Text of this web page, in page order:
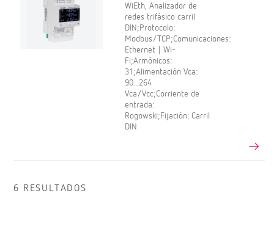
WiEth, Analizador de
redes trifásico carril
DIN;Protocolo:
Modbus/TCP;Comunicaciones:
Ethernet | Wi-
Fi;Armónicos:
31;Alimentación Vca:
90...264
Vca/Vcc;Corriente de
entrada:
Rogowski;Fijación: Carril
DIN
6 RESULTADOS